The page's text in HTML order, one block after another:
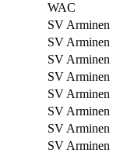
WAC
SV Arminen
SV Arminen
SV Arminen
SV Arminen
SV Arminen
SV Arminen
SV Arminen
SV Arminen